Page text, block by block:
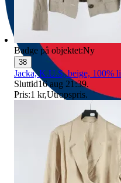
Badge på objektet:Ny
38
Jacka, K.U.S, beige, 100%
Sluttid16 aug 21:39.
Pris:1 kr,Utropspris.